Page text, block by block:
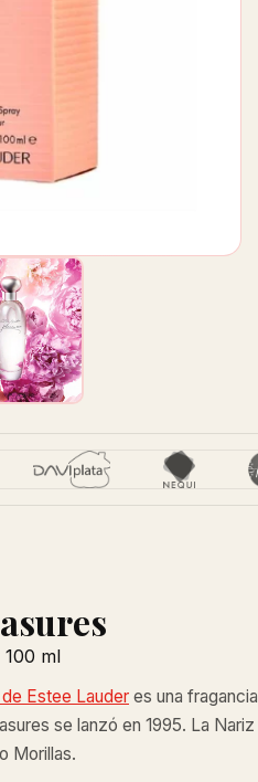
100 ml
Estee Lauder es una fragancia
se lanzó en 1995. La Nariz
Morillas.